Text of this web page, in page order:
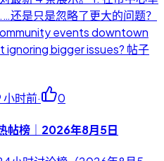
还是只是忽略了更大的问题？
events downtown
ignoring bigger issues? 帖子
小时前· 0
榜｜2026年8月5日